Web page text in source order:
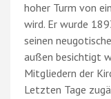
hoher Turm von
wird. Er wurde
seinen
außen besichtigt
Mitgliedern der
Letzten Tage